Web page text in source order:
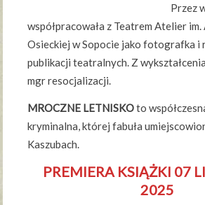
Przez
współpracowała z Teatrem Atelier im.
Osieckiej w Sopocie jako fotografka i
publikacji teatralnych. Z
mgr resocjalizacji.
MROCZNE LETNISKOto
kryminalna, której fabuła
Kaszubach.
PREMIERA KSIĄŻKI 07
2025